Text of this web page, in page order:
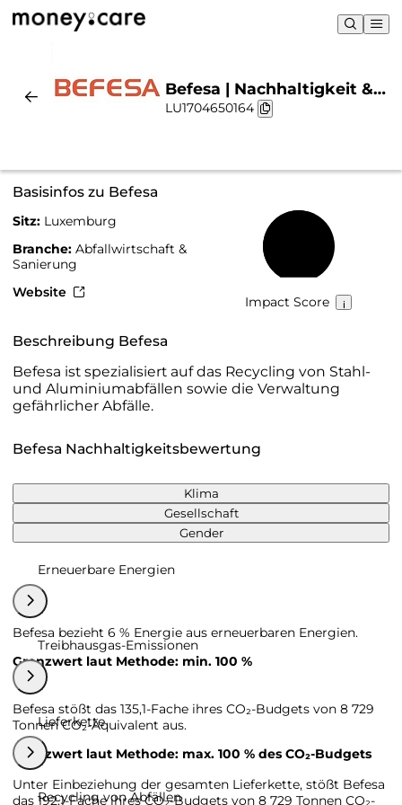
Befesa | Nachhaltigkeit &
Chart
LU1704650164
Basisinfos zu Befesa
Sitz: Luxemburg
Branche: Abfallwirtschaft &
Sanierung
Website
Impact Score
Beschreibung Befesa
Befesa ist spezialisiert auf das Recycling von Stahl-
und Aluminiumabfällen sowie die Verwaltung
gefährlicher Abfälle.
Befesa Nachhaltigkeitsbewertung
Klima
Gesellschaft
Gender
Erneuerbare Energien
Befesa bezieht 6 % Energie aus erneuerbaren Energien.
Grenzwert laut Methode: min. 100 %
Treibhausgas-Emissionen
Befesa stößt das 135,1-Fache ihres CO₂-Budgets von 8 729
Tonnen CO₂-Äquivalent aus.
Grenzwert laut Methode: max. 100 % des CO₂-Budgets
Lieferkette
Unter Einbeziehung der gesamten Lieferkette, stößt Befesa
das 192,1-Fache ihres CO₂-Budgets von 8 729 Tonnen CO₂-
Recycling von Abfällen